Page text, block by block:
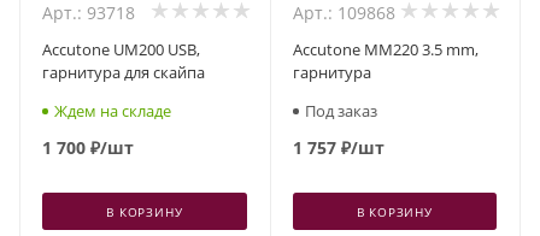
Арт.: 93718
Accutone UM200 USB,
гарнитура для скайпа
Ждем на складе
1 700 ₽/шт
В КОРЗИНУ
Арт.: 109868
Accutone MM220 3.5 mm,
гарнитура
Под заказ
1 757₽/шт
В КОРЗИНУ